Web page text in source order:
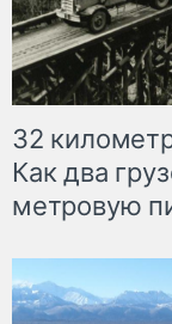
32
Как два
метровую